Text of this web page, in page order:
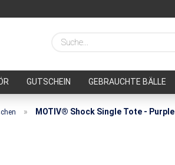
GUTSCHEIN GEBRAUCHTE BÄLLE
» MOTIV® Shock Single Tote - Purple